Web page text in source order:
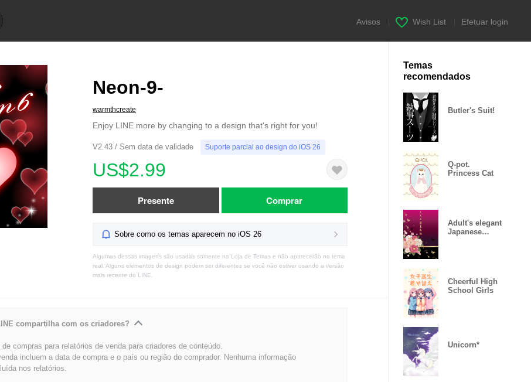
Avisos Wish List Efetuar login
Neon-9-
warmthcreate
Enjoy LINE more by changing to a design that's right for you!
V2.43 / Sem data de validade Suporte parcial ao design do iOS 26
US$2.99
Presente Comprar
Sobre como os temas aparecem no iOS 26
Algumas dessas imagens são usadas somente na Loja de Temas e não aparecerão no tema
real. Alguns elementos de design podem ser diferentes se você não estiver usando a versão
mais recente do LINE.
compartilha com os criadores?
compras para relatórios de venda para criadores de conteúdo.
incluem a data de compra e o país ou região do comprador. Nenhuma informação
nos relatórios.
Temas
recomendados
Butler's Suit!
Q-pot.
Princess Cat
Adult's elegant
Japanese
Cheerful High
School Girls
Unicorn*